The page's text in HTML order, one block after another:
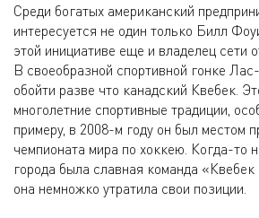
Среди богатых американский
интересуется не один только Билл
этой инициативе еще и владелец сети
В своеобразной спортивной гонке
обойти разве что канадский Квебек.
многолетние спортивные традиции,
примеру, в 2008-м году он был местом
чемпионата мира по хоккею. Когда-то
города была славная команда
она немножко утратила свои позиции.